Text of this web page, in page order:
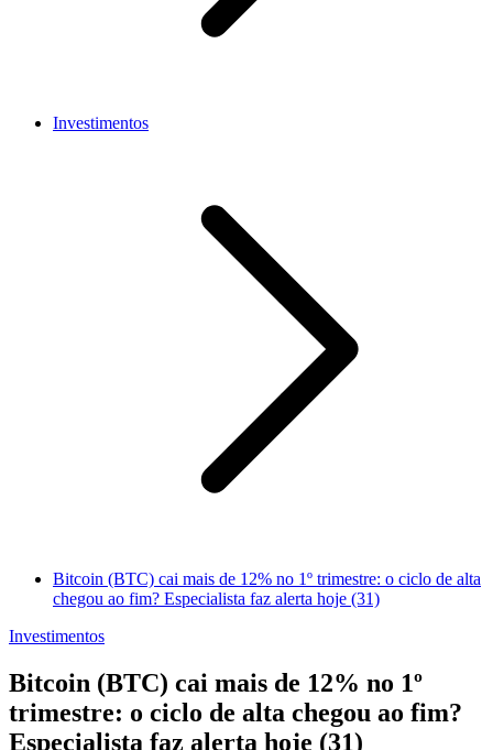
Investimentos
Bitcoin (BTC) cai mais de 12% no 1º trimestre: o ciclo de alta
chegou ao fim? Especialista faz alerta hoje (31)
Investimentos
Bitcoin (BTC) cai mais de 12% no 1º
trimestre: o ciclo de alta chegou ao fim?
Especialista faz alerta hoje (31)